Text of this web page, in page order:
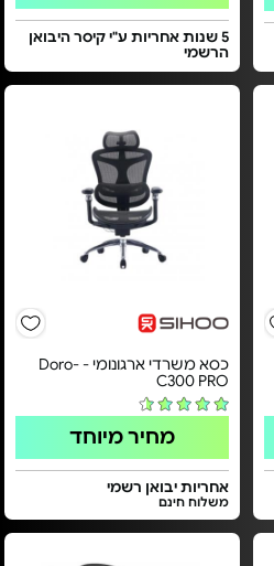
5 שנות אחריות ע"י קיסר היבואן
הרשמי
כסא משרדי ארגונומי - Doro-
C300 PRO
מחיר מיוחד
אחריות יבואן רשמי
משלוח חינם